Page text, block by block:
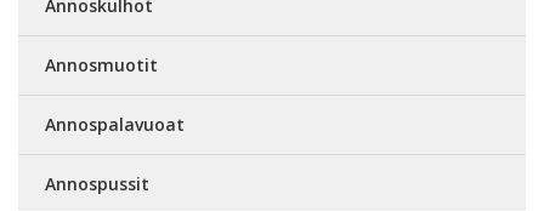
Annoskulhot
Annosmuotit
Annospalavuoat
Annospussit